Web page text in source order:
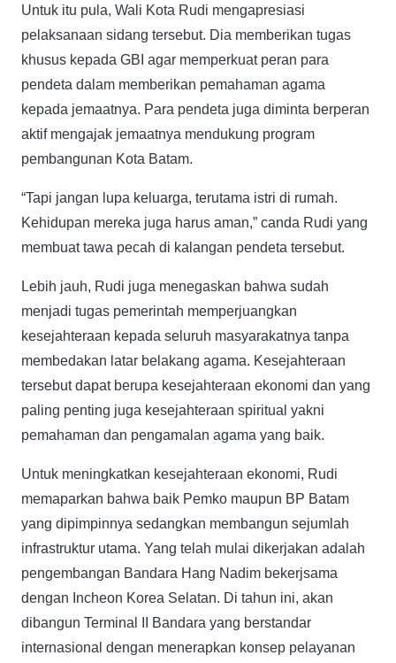
Untuk itu pula, Wali Kota Rudi mengapresiasi
pelaksanaan sidang tersebut. Dia memberikan tugas
khusus kepada GBI agar memperkuat peran para
pendeta dalam memberikan pemahaman agama
kepada jemaatnya. Para pendeta juga diminta berperan
aktif mengajak jemaatnya mendukung program
pembangunan Kota Batam.
“Tapi jangan lupa keluarga, terutama istri di rumah.
Kehidupan mereka juga harus aman,” canda Rudi yang
membuat tawa pecah di kalangan pendeta tersebut.
Lebih jauh, Rudi juga menegaskan bahwa sudah
menjadi tugas pemerintah memperjuangkan
kesejahteraan kepada seluruh masyarakatnya tanpa
membedakan latar belakang agama. Kesejahteraan
tersebut dapat berupa kesejahteraan ekonomi dan yang
paling penting juga kesejahteraan spiritual yakni
pemahaman dan pengamalan agama yang baik.
Untuk meningkatkan kesejahteraan ekonomi, Rudi
memaparkan bahwa baik Pemko maupun BP Batam
yang dipimpinnya sedangkan membangun sejumlah
infrastruktur utama. Yang telah mulai dikerjakan adalah
pengembangan Bandara Hang Nadim bekerjsama
dengan Incheon Korea Selatan. Di tahun ini, akan
dibangun Terminal II Bandara yang berstandar
internasional dengan menerapkan konsep pelayanan